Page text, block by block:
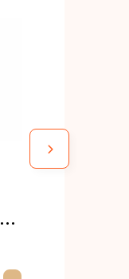
FSC Houten Plantenpotje - Kiemgroenten